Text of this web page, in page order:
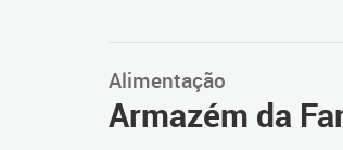
Alimentação
Armazém da